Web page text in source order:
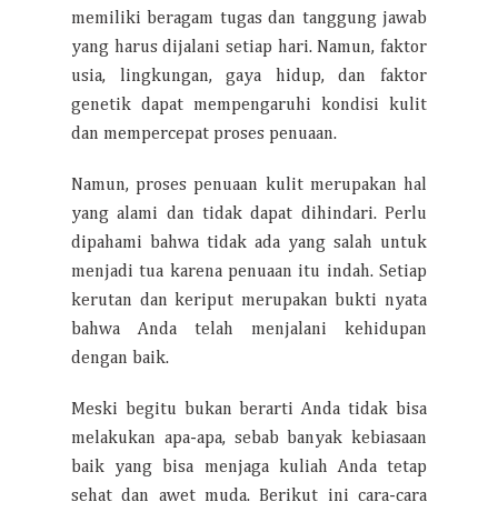
memiliki beragam tugas dan tanggung jawab
yang harus dijalani setiap hari. Namun, faktor
usia, lingkungan, gaya hidup, dan faktor
genetik dapat mempengaruhi kondisi kulit
dan mempercepat proses penuaan.
Namun, proses penuaan kulit merupakan hal
yang alami dan tidak dapat dihindari. Perlu
dipahami bahwa tidak ada yang salah untuk
menjadi tua karena penuaan itu indah. Setiap
kerutan dan keriput merupakan bukti nyata
bahwa Anda telah menjalani kehidupan
dengan baik.
Meski begitu bukan berarti Anda tidak bisa
melakukan apa-apa, sebab banyak kebiasaan
baik yang bisa menjaga kuliah Anda tetap
sehat dan awet muda. Berikut ini cara-cara